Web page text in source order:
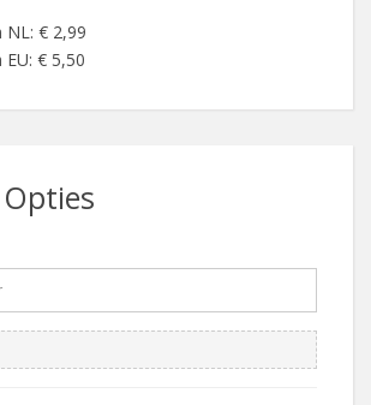
NL: € 2,99
€ 5,50